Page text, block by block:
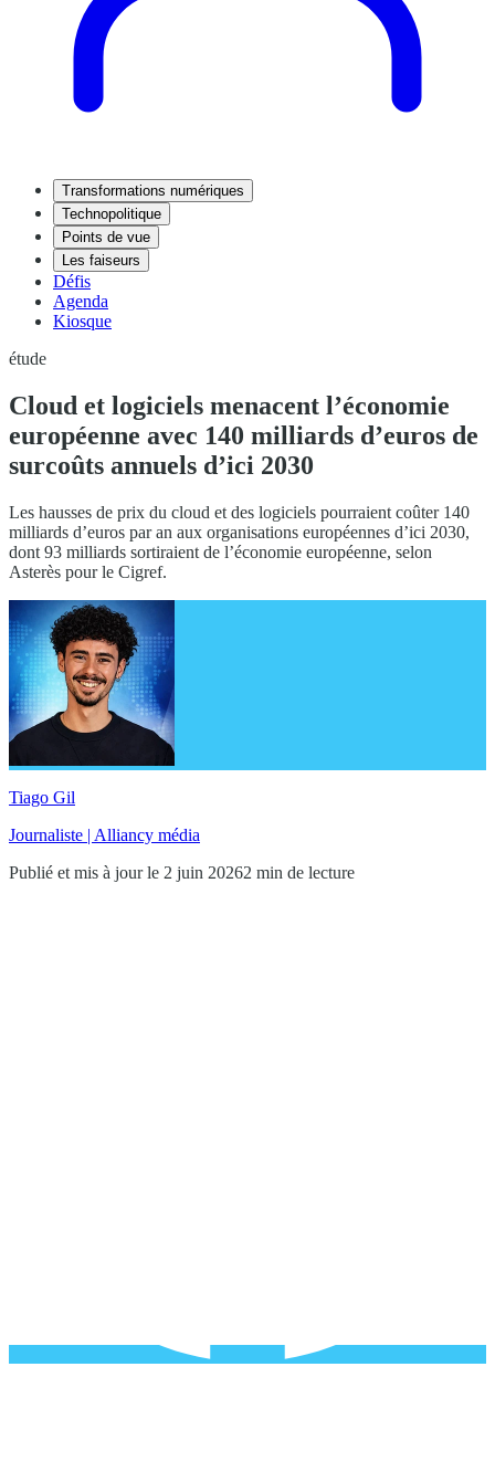
Transformations numériques
Technopolitique
Points de vue
Les faiseurs
Défis
Agenda
Kiosque
étude
Cloud et logiciels menacent l’économie
européenne avec 140 milliards d’euros de
surcoûts annuels d’ici 2030
Les hausses de prix du cloud et des logiciels pourraient coûter 140
milliards d’euros par an aux organisations européennes d’ici 2030,
dont 93 milliards sortiraient de l’économie européenne, selon
Asterès pour le Cigref.
Tiago Gil
Journaliste | Alliancy média
Publié et mis à jour le 2 juin 20262 min de lecture